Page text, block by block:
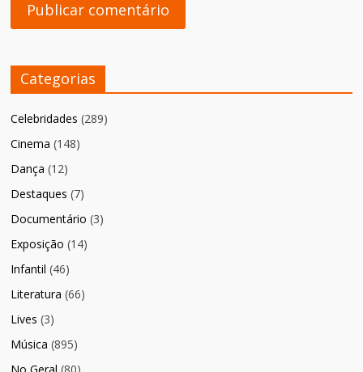
Categorias
Celebridades (289)
Cinema (148)
Dança (12)
Destaques (7)
Documentário (3)
Exposição (14)
Infantil (46)
Literatura (66)
Lives (3)
Música (895)